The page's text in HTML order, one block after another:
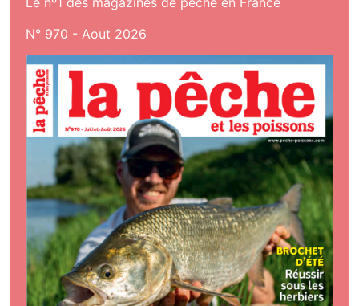
N° 970 - Aout 2026